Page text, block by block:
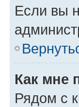
Если вы
Как мне
Рядом с